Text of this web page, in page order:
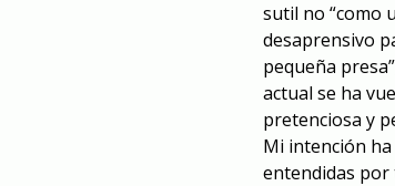
sutil no “como
desaprensivo
pequeña
actual se ha
pretenciosa y
Mi intención ha
entendidas por